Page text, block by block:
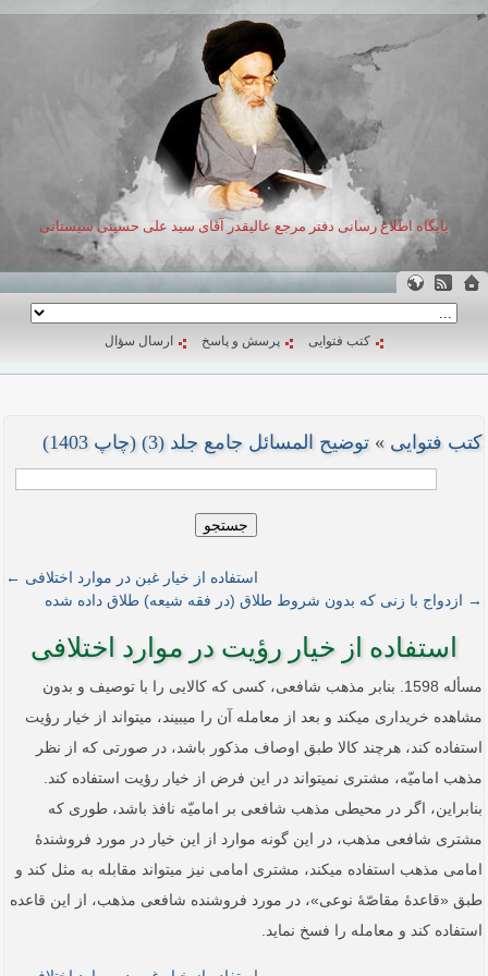
پایگاه اطلاع رسانی دفتر مرجع عالیقدر آقای سید علی حسینی سیستانی
کتب فتوایی پرسش و پاسخ ارسال سؤال
کتب فتوایی » توضیح المسائل جامع جلد (3) (چاپ 1403)
جستجو
استفاده از خیار غبن در موارد اختلافی ←
→ ازدواج با زنی که بدون شروط طلاق (در فقه شیعه) طلاق داده شده
استفاده از خیار رؤیت در موارد اختلافی
مسأله 1598. بنابر مذهب شافعی، کسی که کالایی را با توصیف و بدون
مشاهده خریداری می­کند و بعد از معامله آن را می‏بیند، می‏تواند از خیار رؤیت
استفاده کند، هرچند کالا طبق اوصاف مذکور باشد، در صورتی که از نظر
مذهب امامیّه، مشتری نمی‏تواند در این فرض از خیار رؤیت استفاده کند.
بنابراین، اگر در محیطی مذهب شافعی بر امامیّه نافذ باشد، طوری که
مشتری شافعی مذهب، در این گونه موارد از این خیار در مورد فروشندۀ
امامی مذهب استفاده می‏کند، مشتری امامی نیز می‏تواند مقابله به مثل کند و
طبق «قاعدۀ مقاصّۀ نوعی»، در مورد فروشنده شافعی مذهب، از این قاعده
استفاده کند و معامله را فسخ نماید.